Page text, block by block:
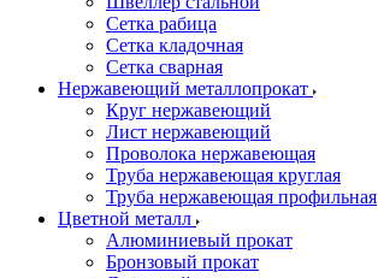
Сетка рабица
Сетка кладочная
Сетка сварная
Нержавеющий металлопрокат
Круг нержавеющий
Лист нержавеющий
Проволока нержавеющая
Труба нержавеющая круглая
Труба нержавеющая профильная
Цветной металл
Алюминиевый прокат
Бронзовый прокат